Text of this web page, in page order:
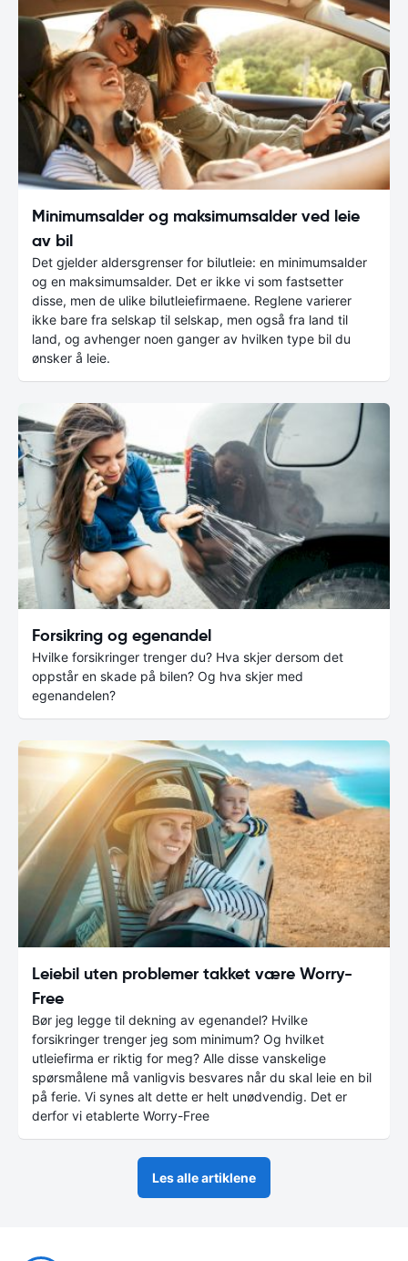
Minimumsalder og maksimumsalder ved leie
av bil
Det gjelder aldersgrenser for bilutleie: en minimumsalder
og en maksimumsalder. Det er ikke vi som fastsetter
disse, men de ulike bilutleiefirmaene. Reglene varierer
ikke bare fra selskap til selskap, men også fra land til
land, og avhenger noen ganger av hvilken type bil du
ønsker å leie.
Forsikring og egenandel
Hvilke forsikringer trenger du? Hva skjer dersom det
oppstår en skade på bilen? Og hva skjer med
egenandelen?
Leiebil uten problemer takket være Worry-
Free
Bør jeg legge til dekning av egenandel? Hvilke
forsikringer trenger jeg som minimum? Og hvilket
utleiefirma er riktig for meg? Alle disse vanskelige
spørsmålene må vanligvis besvares når du skal leie en bil
på ferie. Vi synes alt dette er helt unødvendig. Det er
derfor vi etablerte Worry-Free
Les alle artiklene